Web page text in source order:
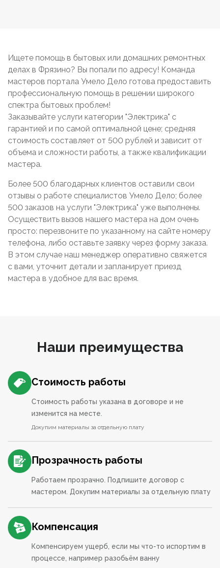
Ищете помощь в бытовых или домашних ремонтных
делах в Фрязино? Вы попали по адресу! Команда
мастеров портала Умело Дело готова предоставить
профессиональную помощь в решении широкого
спектра бытовых проблем!
Заказывайте услуги категории "Электрика" с
гарантией и по самой оптимальной цене; средняя
стоимость составляет от 500 рублей и зависит от
объема и сложности работы, а также квалификации
мастера.
Более 500 благодарных клиентов оставили свои
отзывы о работе специалистов Умело Дело; более
500 заказов на услуги "Электрика" уже выполнены.
Осуществить вызов нашего мастера на дом очень
просто: перезвоните по указанному на сайте номеру
телефона, либо оставьте заявку через форму заказа.
В этом случае наш менеджер оперативно свяжется
с вами, уточнит детали и запланирует приезд
мастера в удобное для вас время.
Наши преимущества
Стоимость работы
Стоимость работы указана в договоре и не
изменится на месте.
Докупим материалы за отдельную плату
Прозрачность работы
Работаем прозрачно. Подпишите договор с
мастером. Докупим материалы за отдельную плату
Компенсация
Компенсируем ущерб, если мы что-то испортим в
процессе, например разобьём ванну